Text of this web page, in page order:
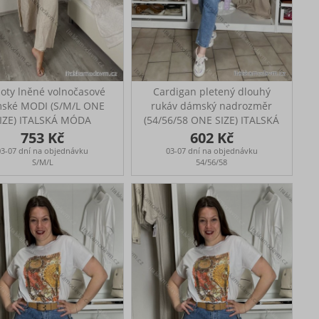
lněné volnočasové
MODI (S/M/L ONE
ITALSKÁ MÓDA
IMSM26001236
volnočasové kalhoty
na každodenní nošení
V pase na gumu
pas: 72-106 cm,
délka: 97 cm, délka
rozkroku: 68 cm
753 Kč
07 dní na objednávku
S/M/L
Cardigan pletený dlouhý
rukáv dámský nadrozměr
(54/56/58 ONE SIZE) ITALSKÁ
MÓDA IM42612
Prsa 140cm, boky 140cm,
délka 105cm
602 Kč
03-07 dní na objednávku
54/56/58